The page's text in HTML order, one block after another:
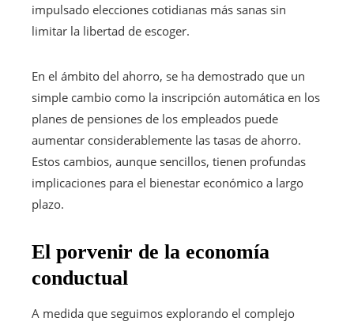
impulsado elecciones cotidianas más sanas sin
limitar la libertad de escoger.
En el ámbito del ahorro, se ha demostrado que un
simple cambio como la inscripción automática en los
planes de pensiones de los empleados puede
aumentar considerablemente las tasas de ahorro.
Estos cambios, aunque sencillos, tienen profundas
implicaciones para el bienestar económico a largo
plazo.
El porvenir de la economía
conductual
A medida que seguimos explorando el complejo